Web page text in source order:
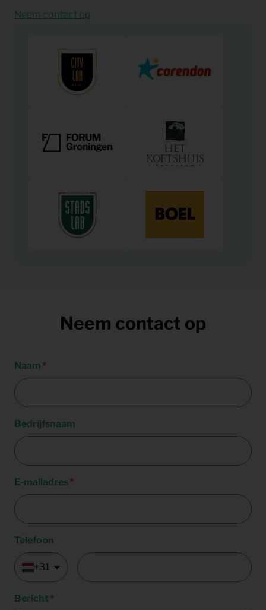
Neem contact op
Neem contact op
Naam
Bedrijfsnaam
E-mailadres
Telefoon
+31
Bericht